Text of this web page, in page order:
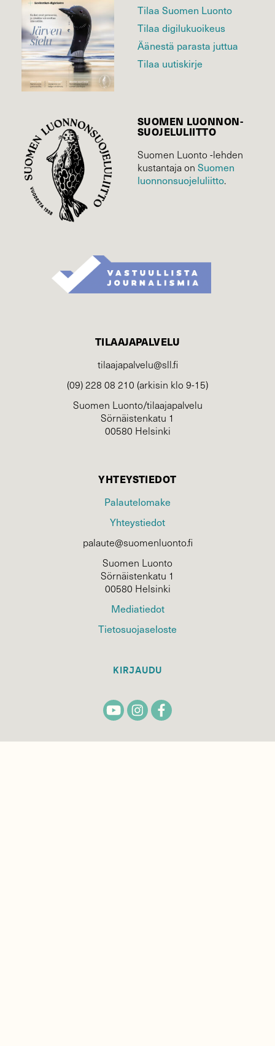
Tilaa Suomen Luonto
Tilaa digilukuoikeus
Äänestä parasta juttua
Tilaa uutiskirje
SUOMEN LUONNON­
SUOJELU­LIITTO
Suomen Luonto -lehden
kustantaja on Suomen
luonnonsuojelu­liitto.
TILAAJAPALVELU
tilaajapalvelu@sll.fi
(09) 228 08 210 (arkisin klo 9-15)
Suomen Luonto/tilaajapalvelu
Sörnäistenkatu 1
00580 Helsinki
YHTEYSTIEDOT
Palautelomake
Yhteystiedot
palaute@suomenluonto.fi
Suomen Luonto
Sörnäistenkatu 1
00580 Helsinki
Mediatiedot
Tietosuojaseloste
KIRJAUDU